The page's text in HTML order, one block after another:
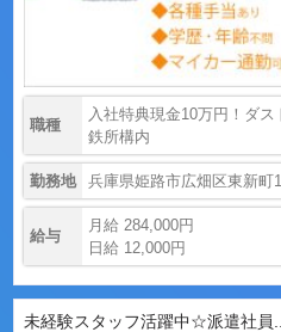
職種
入社特典現金10万円！ダ
鉄所構内
勤務地 兵庫県姫路市広畑区東新町
給与
月給 284,000円
日給 12,000円
未経験スタッフ活躍中☆派遣社員...